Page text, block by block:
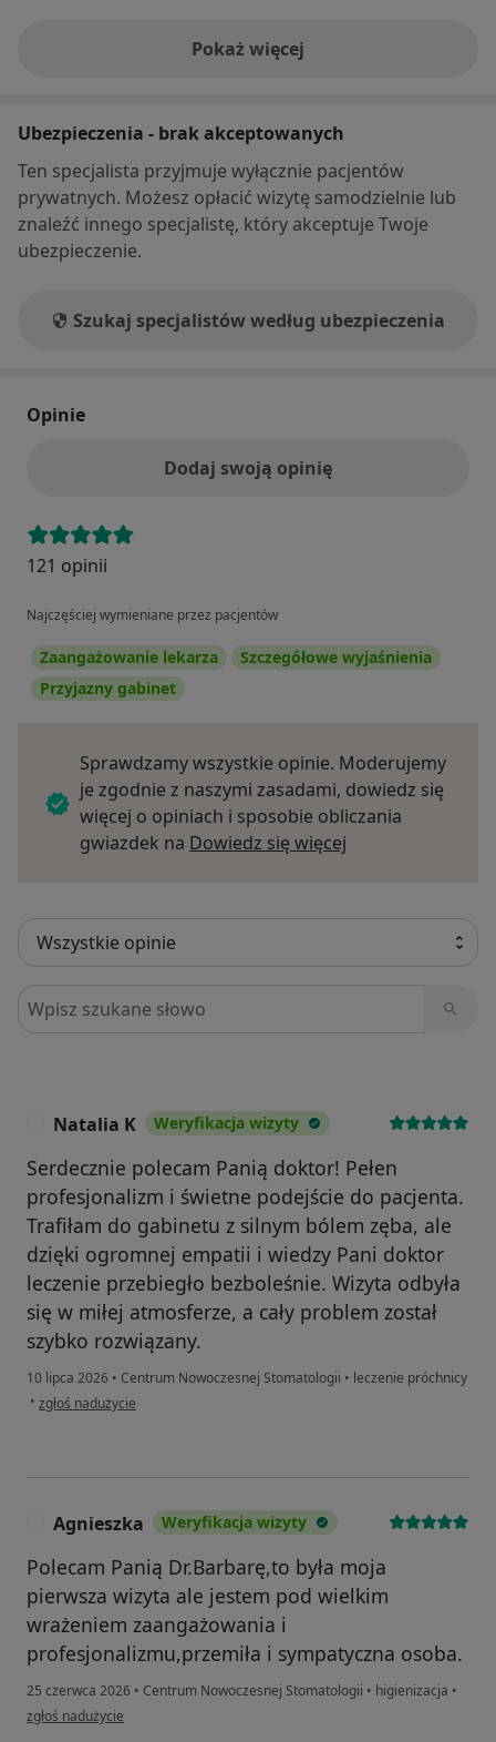
Pokaż więcej
o adresie
Ubezpieczenia - brak akceptowanych
Ten specjalista przyjmuje wyłącznie pacjentów
prywatnych. Możesz opłacić wizytę samodzielnie lub
znaleźć innego specjalistę, który akceptuje Twoje
ubezpieczenie.
Szukaj specjalistów według ubezpieczenia
Opinie
Dodaj swoją opinię
121 opinii
Najczęściej wymieniane przez pacjentów
Zaangażowanie lekarza
Szczegółowe wyjaśnienia
Przyjazny gabinet
Sprawdzamy wszystkie opinie. Moderujemy
je zgodnie z naszymi zasadami, dowiedz się
więcej o opiniach i sposobie obliczania
gwiazdek na Dowiedz się więcej
Szukaj w opiniach
Natalia K Weryfikacja wizyty
Serdecznie polecam Panią doktor! Pełen
profesjonalizm i świetne podejście do pacjenta.
Trafiłam do gabinetu z silnym bólem zęba, ale
dzięki ogromnej empatii i wiedzy Pani doktor
leczenie przebiegło bezboleśnie. Wizyta odbyła
się w miłej atmosferze, a cały problem został
szybko rozwiązany.
10 lipca 2026 • Centrum Nowoczesnej Stomatologii • leczenie próchnicy
• w opinii użytkownika Natalia K
zgłoś nadużycie
Agnieszka Weryfikacja wizyty
Polecam Panią Dr.Barbarę,to była moja
pierwsza wizyta ale jestem pod wielkim
wrażeniem zaangażowania i
profesjonalizmu,przemiła i sympatyczna osoba.
25 czerwca 2026 • Centrum Nowoczesnej Stomatologii • higienizacja •
w opinii użytkownika Agnieszka
zgłoś nadużycie